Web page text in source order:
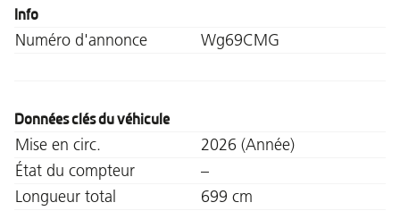
Info
Numéro d'annonce Wg69CMG
Données clés du véhicule
Mise en circ.
2026 (Année)
État du compteur
–
Longueur total
699 cm